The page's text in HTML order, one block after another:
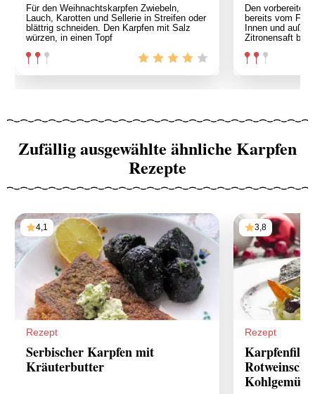
Für den Weihnachtskarpfen Zwiebeln,
Lauch, Karotten und Sellerie in Streifen oder
blättrig schneiden. Den Karpfen mit Salz
würzen, in einen Topf
Den
bereits vom
Innen und
Zitronensaft
Zufällig ausgewählte ähnliche Karpfen
Rezepte
4,1
Rezept
Serbischer Karpfen mit
Kräuterbutter
3,8
Rezept
Karpfenfilet
Kohlgemüse